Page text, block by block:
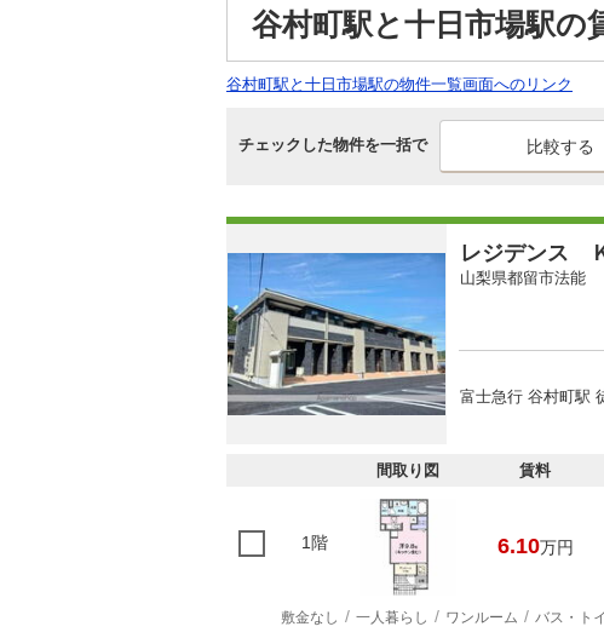
谷村町駅と十日市場駅の
谷村町駅と十日市場駅の物件一覧画面へのリンク
チェックした物件を一括で
レジデンス
山梨県都留市法能
富士急行 谷村町駅
間取り図 賃料
1階 6.10万円
敷金なし 一人暮らし ワンルーム バス・ト